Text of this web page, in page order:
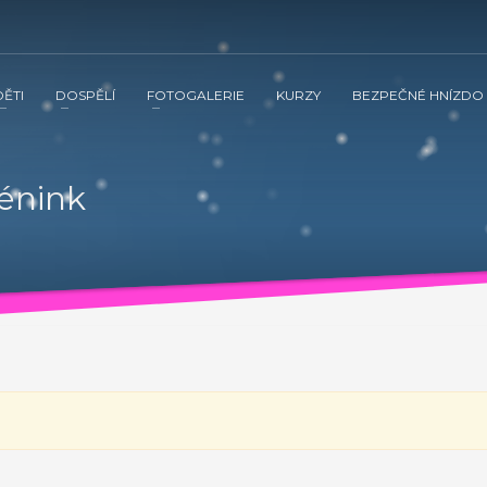
spolupráci s občanským sdružením Kamarád Nenuda realizují v
vztahů v rodině a prostřednictvím rodinného zážitkového
inovativní metoda Snozelen v multisenzorické místnosti.
Kamarád Nenuda realizují v letošním roce projekty Bezpečné
rodinného zážitkového odpoledne až ke komplexnímu poradenství,
organizaci, aby mohli zrealizovat své vlastní projekty. Plně se zapojí
DOSPĚLÍ FOTOGALERIE KURZY BEZPEČNÉ HNÍZDO